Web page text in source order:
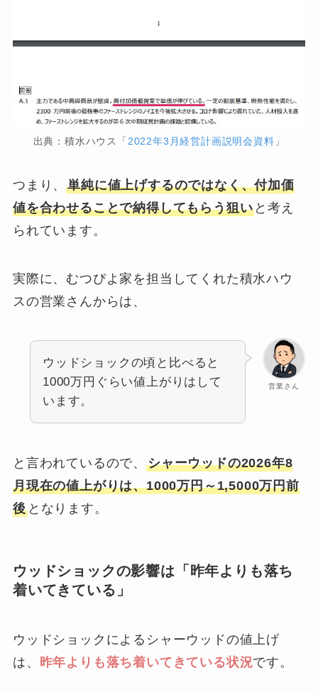
出典：積水ハウス「 2022年3月経営計画説明会資料 」
つまり、単純に値上げするのではなく、付加価
値を合わせることで納得してもらう狙い と考え
られています。
実際に、むつぴよ家を担当してくれた積水ハウ
スの営業さんからは、
営業さん
ウッドショックの頃と比べると
1000万円ぐらい値上がりはして
います。
と言われているので、 シャーウッドの2026年8
月現在の値上がりは、1000万円～1,5000万円前
後となります。
ウッドショックの影響は「昨年よりも落ち
着いてきている」
ウッドショックによるシャーウッドの値上げ
は、
昨年よりも落ち着いてきている状況です。